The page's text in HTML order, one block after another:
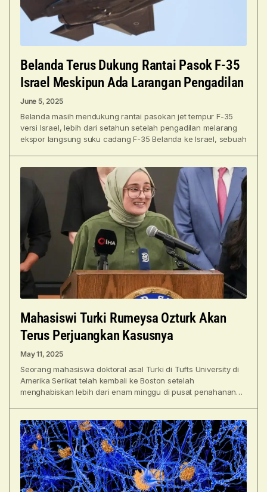
Belanda Terus Dukung Rantai Pasok F-35
Israel Meskipun Ada Larangan Pengadilan
June 5, 2025
Belanda masih mendukung rantai pasokan jet tempur F-35
versi Israel, lebih dari setahun setelah pengadilan melarang
ekspor langsung suku cadang F-35 Belanda ke Israel, sebuah
Mahasiswi Turki Rumeysa Ozturk Akan
Terus Perjuangkan Kasusnya
May 11, 2025
Seorang mahasiswa doktoral asal Turki di Tufts University di
Amerika Serikat telah kembali ke Boston setelah
menghabiskan lebih dari enam minggu di pusat penahanan